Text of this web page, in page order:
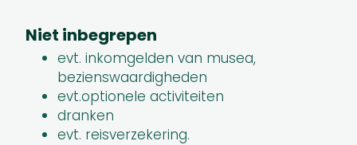
Niet inbegrepen
evt. inkomgelden van musea,
bezienswaardigheden
evt.optionele activiteiten
dranken
evt. reisverzekering.